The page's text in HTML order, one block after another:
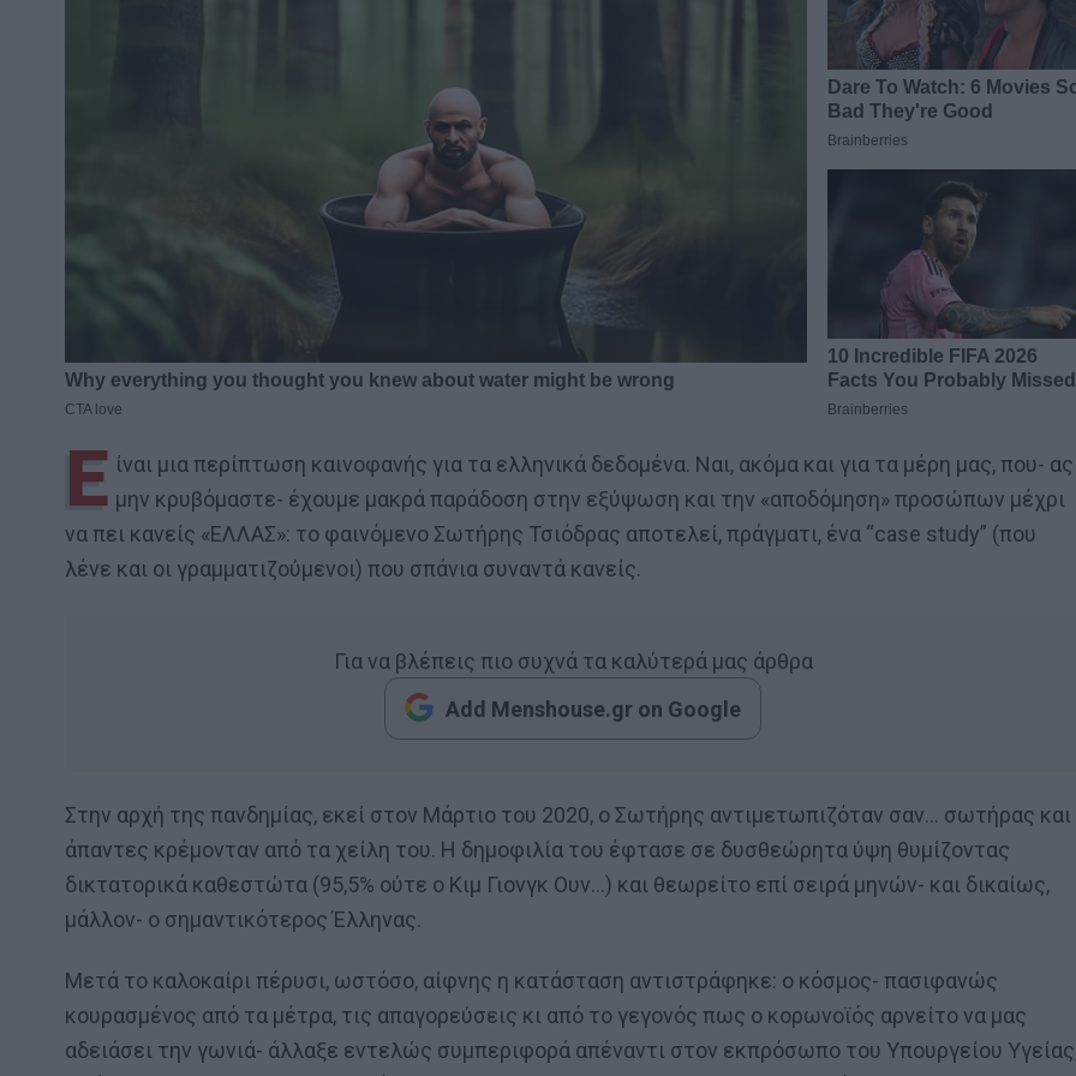
Ε ίναι μια περίπτωση καινοφανής για τα ελληνικά δεδομένα. Ναι, ακόμα και για τα μέρη μας, που- ας
μην κρυβόμαστε- έχουμε μακρά παράδοση στην εξύψωση και την «αποδόμηση» προσώπων μέχρι
να πει κανείς «ΕΛΛΑΣ»: το φαινόμενο Σωτήρης Τσιόδρας αποτελεί, πράγματι, ένα “case study” (που
λένε και οι γραμματιζούμενοι) που σπάνια συναντά κανείς.
Για να βλέπεις πιο συχνά τα καλύτερά μας άρθρα
Add Menshouse.gr on Google
Στην αρχή της πανδημίας, εκεί στον Μάρτιο του 2020, ο Σωτήρης αντιμετωπιζόταν σαν… σωτήρας και
άπαντες κρέμονταν από τα χείλη του. Η δημοφιλία του έφτασε σε δυσθεώρητα ύψη θυμίζοντας
δικτατορικά καθεστώτα (95,5% ούτε ο Κιμ Γιονγκ Ουν…) και θεωρείτο επί σειρά μηνών- και δικαίως,
μάλλον- ο σημαντικότερος Έλληνας.
Μετά το καλοκαίρι πέρυσι, ωστόσο, αίφνης η κατάσταση αντιστράφηκε: ο κόσμος- πασιφανώς
κουρασμένος από τα μέτρα, τις απαγορεύσεις κι από το γεγονός πως ο κορωνοϊός αρνείτο να μας
αδειάσει την γωνιά- άλλαξε εντελώς συμπεριφορά απέναντι στον εκπρόσωπο του Υπουργείου